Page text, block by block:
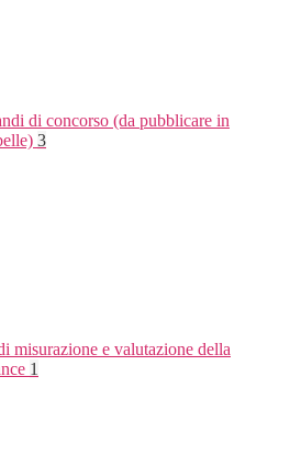
di concorso (da pubblicare in
3
misurazione e valutazione della
1